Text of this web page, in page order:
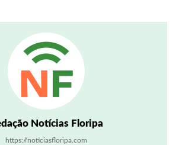
Notícias Floripa
https://noticiasfloripa.com